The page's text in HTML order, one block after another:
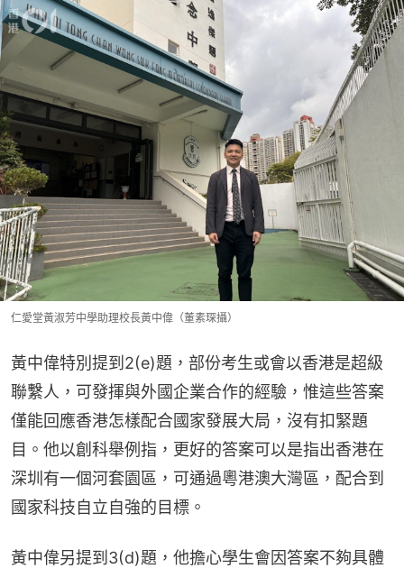
仁愛堂黃淑芳中學助理校長黃中偉（董素琛攝）
黃中偉特別提到2(e)題，部份考生或會以香港是超級
聯繫人，可發揮與外國企業合作的經驗，惟這些答案
僅能回應香港怎樣配合國家發展大局，沒有扣緊題
目。他以創科舉例指，更好的答案可以是指出香港在
深圳有一個河套園區，可通過粵港澳大灣區，配合到
國家科技自立自強的目標。
黃中偉另提到3(d)題，他擔心學生會因答案不夠具體